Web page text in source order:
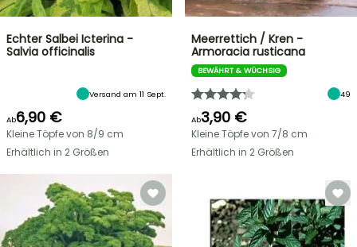
Echter Salbei Icterina -
Salvia officinalis
Versand am 11 Sept.
Ab6,90 €
Kleine Töpfe von 8/9 cm
Erhältlich in 2 Größen
Meerrettich / Kren -
Armoracia rusticana
BEWÄHRT & WÜCHSIG
49
Ab3,90 €
Kleine Töpfe von 7/8 cm
Erhältlich in 2 Größen